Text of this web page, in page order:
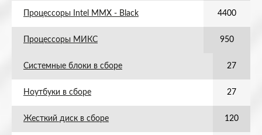
Процессоры Intel MMX - Black 4400
Процессоры МИКС 950
Системные блоки в сборе 27
Ноутбуки в сборе 27
Жесткий диск в сборе 120